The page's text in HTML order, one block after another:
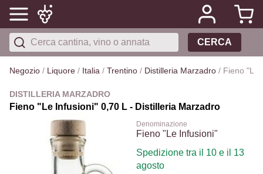
CERCA
Negozio / Liquore / Italia / Trentino / Distilleria Marzadro / Fieno "Le
DISTILLERIA MARZADRO
Fieno "Le Infusioni" 0,70 L - Distilleria Marzadro
Denominazione
Fieno "Le Infusioni"
Spedizione tra il 10 e il 13
agosto